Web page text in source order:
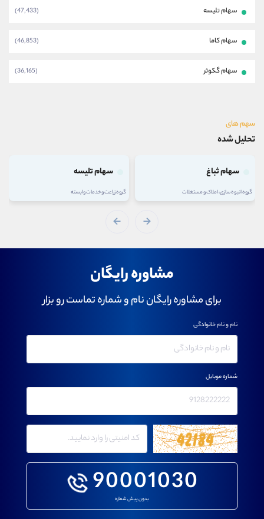
سهام تلیسه (47,433)
سهام کاما (46,853)
سهام گکوثر (36,165)
سهم های
تحلیل شده
سهام ثباغ
گروه انبوه سازی، املاک و مستغلات
سهام تلیسه
گروه زراعت و خدمات وابسته
مشاوره رایگان
برای مشاوره رایگان نام و شماره تماست رو بزار
90001030
بدون پیش شماره
نام و نام خانوادگی
شماره موبایل